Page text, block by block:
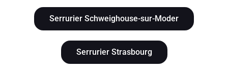
Serrurier Schweighouse-sur-Moder
Serrurier Strasbourg